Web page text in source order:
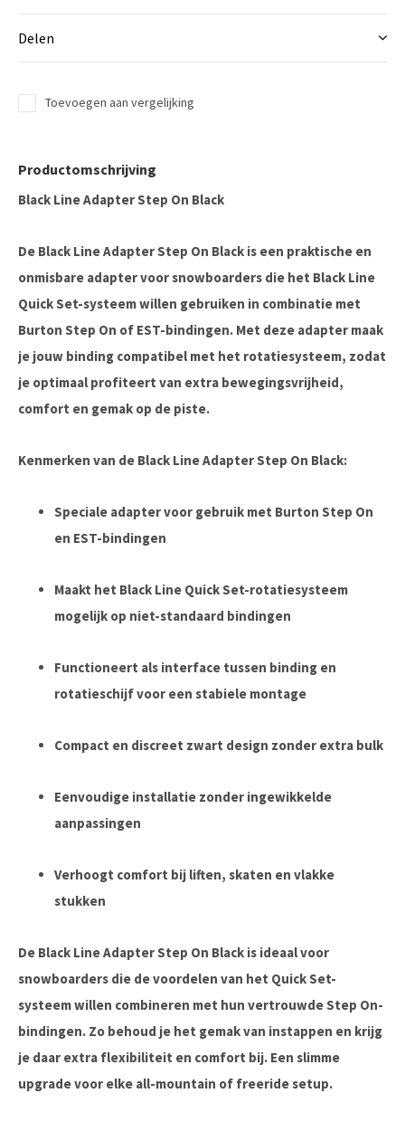
Delen
Toevoegen aan vergelijking
Productomschrijving
Black Line Adapter Step On Black
De Black Line Adapter Step On Black is een praktische en
onmisbare adapter voor snowboarders die het Black Line
Quick Set-systeem willen gebruiken in combinatie met
Burton Step On of EST-bindingen. Met deze adapter maak
je jouw binding compatibel met het rotatiesysteem, zodat
je optimaal profiteert van extra bewegingsvrijheid,
comfort en gemak op de piste.
Kenmerken van de Black Line Adapter Step On Black:
Speciale adapter voor gebruik met Burton Step On
en EST-bindingen
Maakt het Black Line Quick Set-rotatiesysteem
mogelijk op niet-standaard bindingen
Functioneert als interface tussen binding en
rotatieschijf voor een stabiele montage
Compact en discreet zwart design zonder extra bulk
Eenvoudige installatie zonder ingewikkelde
aanpassingen
Verhoogt comfort bij liften, skaten en vlakke
stukken
De Black Line Adapter Step On Black is ideaal voor
snowboarders die de voordelen van het Quick Set-
systeem willen combineren met hun vertrouwde Step On-
bindingen. Zo behoud je het gemak van instappen en krijg
je daar extra flexibiliteit en comfort bij. Een slimme
upgrade voor elke all-mountain of freeride setup.